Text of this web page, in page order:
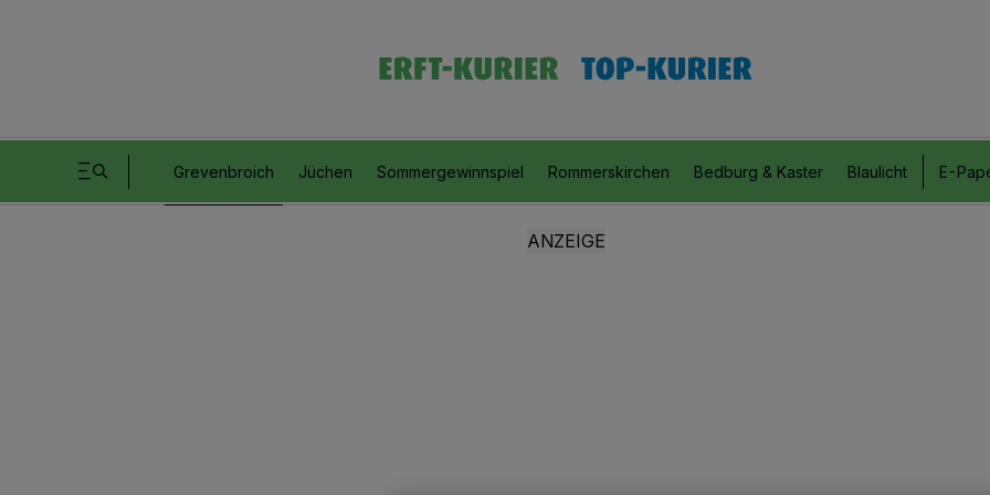
Grevenbroich Jüchen Sommergewinnspiel Rommerskirchen Bedburg & Kaster Blaulicht E-